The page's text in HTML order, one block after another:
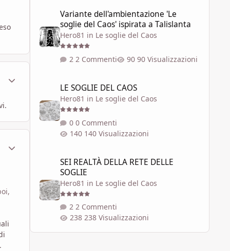
Variante dell'ambientazione 'Le
soglie del Caos' ispirata a Talislanta
Hero81 in Le soglie del Caos
2 Commenti 90 Visualizzazioni
LE SOGLIE DEL CAOS
Hero81 in Le soglie del Caos
0 Commenti
140 Visualizzazioni
SEI REALTÀ DELLA RETE DELLE
SOGLIE
Hero81 in Le soglie del Caos
2 Commenti
238 Visualizzazioni